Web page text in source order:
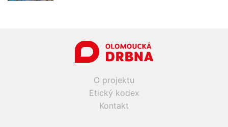
O projektu
Etický kodex
Kontakt